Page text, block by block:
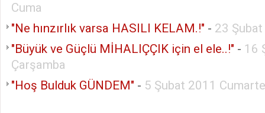
Cuma
"Ne hınzırlık varsa HASILI KELAM.!" - 23
"Büyük ve Güçlü MİHALIÇÇIK için el ele..!" - 16
Çarşamba
"Hoş Bulduk GÜNDEM" - 5 Şubat 2011